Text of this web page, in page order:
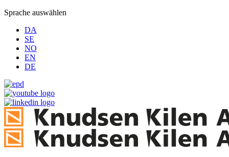
Sprache auswählen
DA
SE
NO
EN
DE